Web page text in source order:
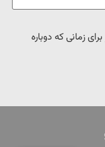
زمانی که دوباره